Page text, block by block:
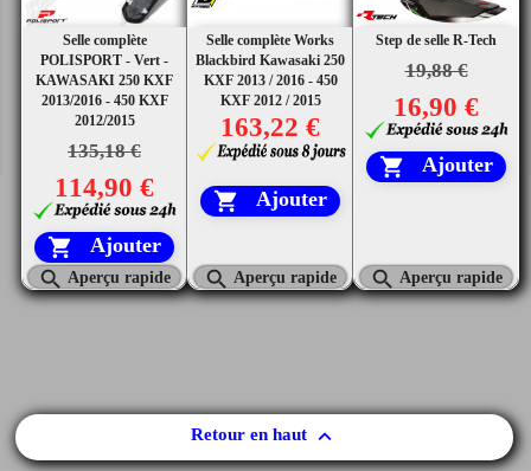
Selle complète
POLISPORT - Vert -
KAWASAKI 250 KXF
2013/2016 - 450 KXF
2012/2015
135,18 €
114,90 €
 Ajouter
 Aperçu rapide
Selle complète Works
Blackbird Kawasaki 250
KXF 2013 / 2016 - 450
KXF 2012 / 2015
163,22 €
 Ajouter
 Aperçu rapide
Step de selle R-Tech
19,88 €
16,90 €
 Ajouter
 Aperçu rapide
Retour en haut 